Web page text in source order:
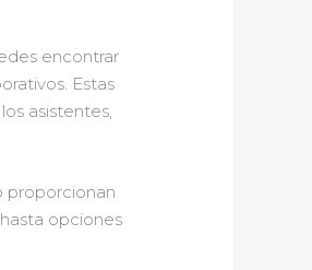
encontrar
Estas
asistentes,
proporcionan
opciones